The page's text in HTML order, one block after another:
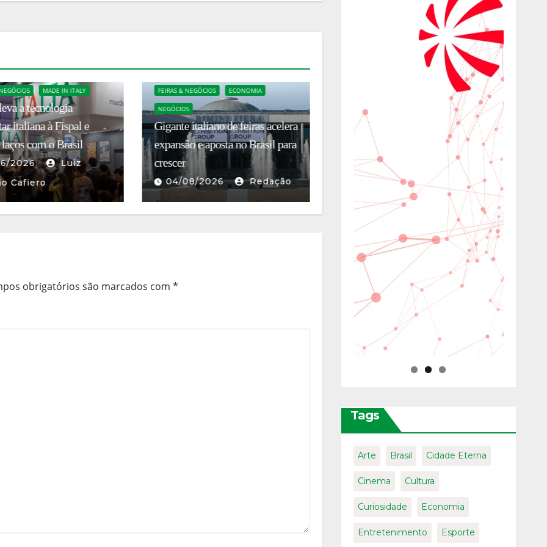
ECONOMIA
italiano de feiras acelera
e aposta no Brasil para
2026 Redação
EVENTOS GASTRONÔMICOS
FEIRAS & NEGÓCIOS
São Paulo volta a ser a capital
mundial do café com São Paulo
Coffee Festival 2026
28/06/2026
Francesco Sibilla
MADE IN ITALY
A ICE leva a tecnologia
alimentar italiana à Fispal e
reforça laços com o Brasil
16/06/2026
Luiz
Antônio Cafiero
obrigatórios são marcados com *
Tags
Arte Brasil Cidade Eterna
Cinema Cultura
Curiosidade Economia
Entretenimento Esporte